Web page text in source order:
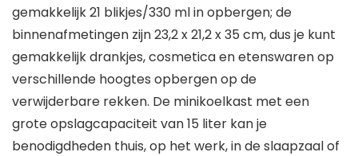
gemakkelijk 21 blikjes/330 ml in opbergen; de
binnenafmetingen zijn 23,2 x 21,2 x 35 cm, dus je kunt
gemakkelijk drankjes, cosmetica en etenswaren op
verschillende hoogtes opbergen op de
verwijderbare rekken. De minikoelkast met een
grote opslagcapaciteit van 15 liter kan je
benodigdheden thuis, op het werk, in de slaapzaal of